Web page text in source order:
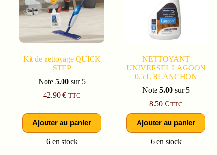
Kit de nettoyage QUICK
STEP
Note 5.00sur 5
42.90€ TTC
Ajouter au panier
6 en stock
NETTOYANT
UNIVERSEL LAGOON
0.5 L BLANCHON
Note 5.00sur 5
8.50€ TTC
Ajouter au panier
6 en stock